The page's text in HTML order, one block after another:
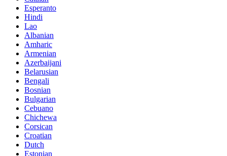
Esperanto
Hindi
Lao
Albanian
Amharic
Armenian
Azerbaijani
Belarusian
Bengali
Bosnian
Bulgarian
Cebuano
Chichewa
Corsican
Croatian
Dutch
Estonian